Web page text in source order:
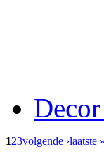
123volgende ›laatste »